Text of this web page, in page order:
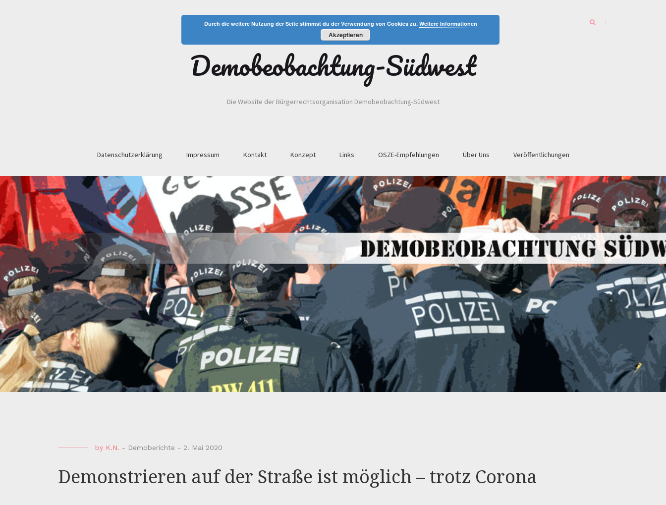
Demobeobachtung-Südwest
Die Website der Bürgerrechtsorganisation Demobeobachtung-Südwest
Datenschutzerklärung Impressum Kontakt Konzept Links OSZE-Empfehlungen Über Uns Veröffentlichungen
by K.N. - Demoberichte - 2. Mai 2020
Demonstrieren auf der Straße ist möglich – trotz Corona
Durch die weitere Nutzung der Seite stimmst du der Verwendung von Cookies zu. Weitere Informationen
Akzeptieren